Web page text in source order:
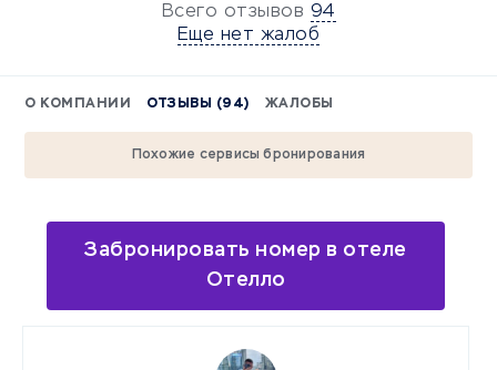
Всего отзывов 94
Еще нет жалоб
О КОМПАНИИ ОТЗЫВЫ (94) ЖАЛОБЫ
Похожие сервисы бронирования
Забронировать номер в отеле
Отелло